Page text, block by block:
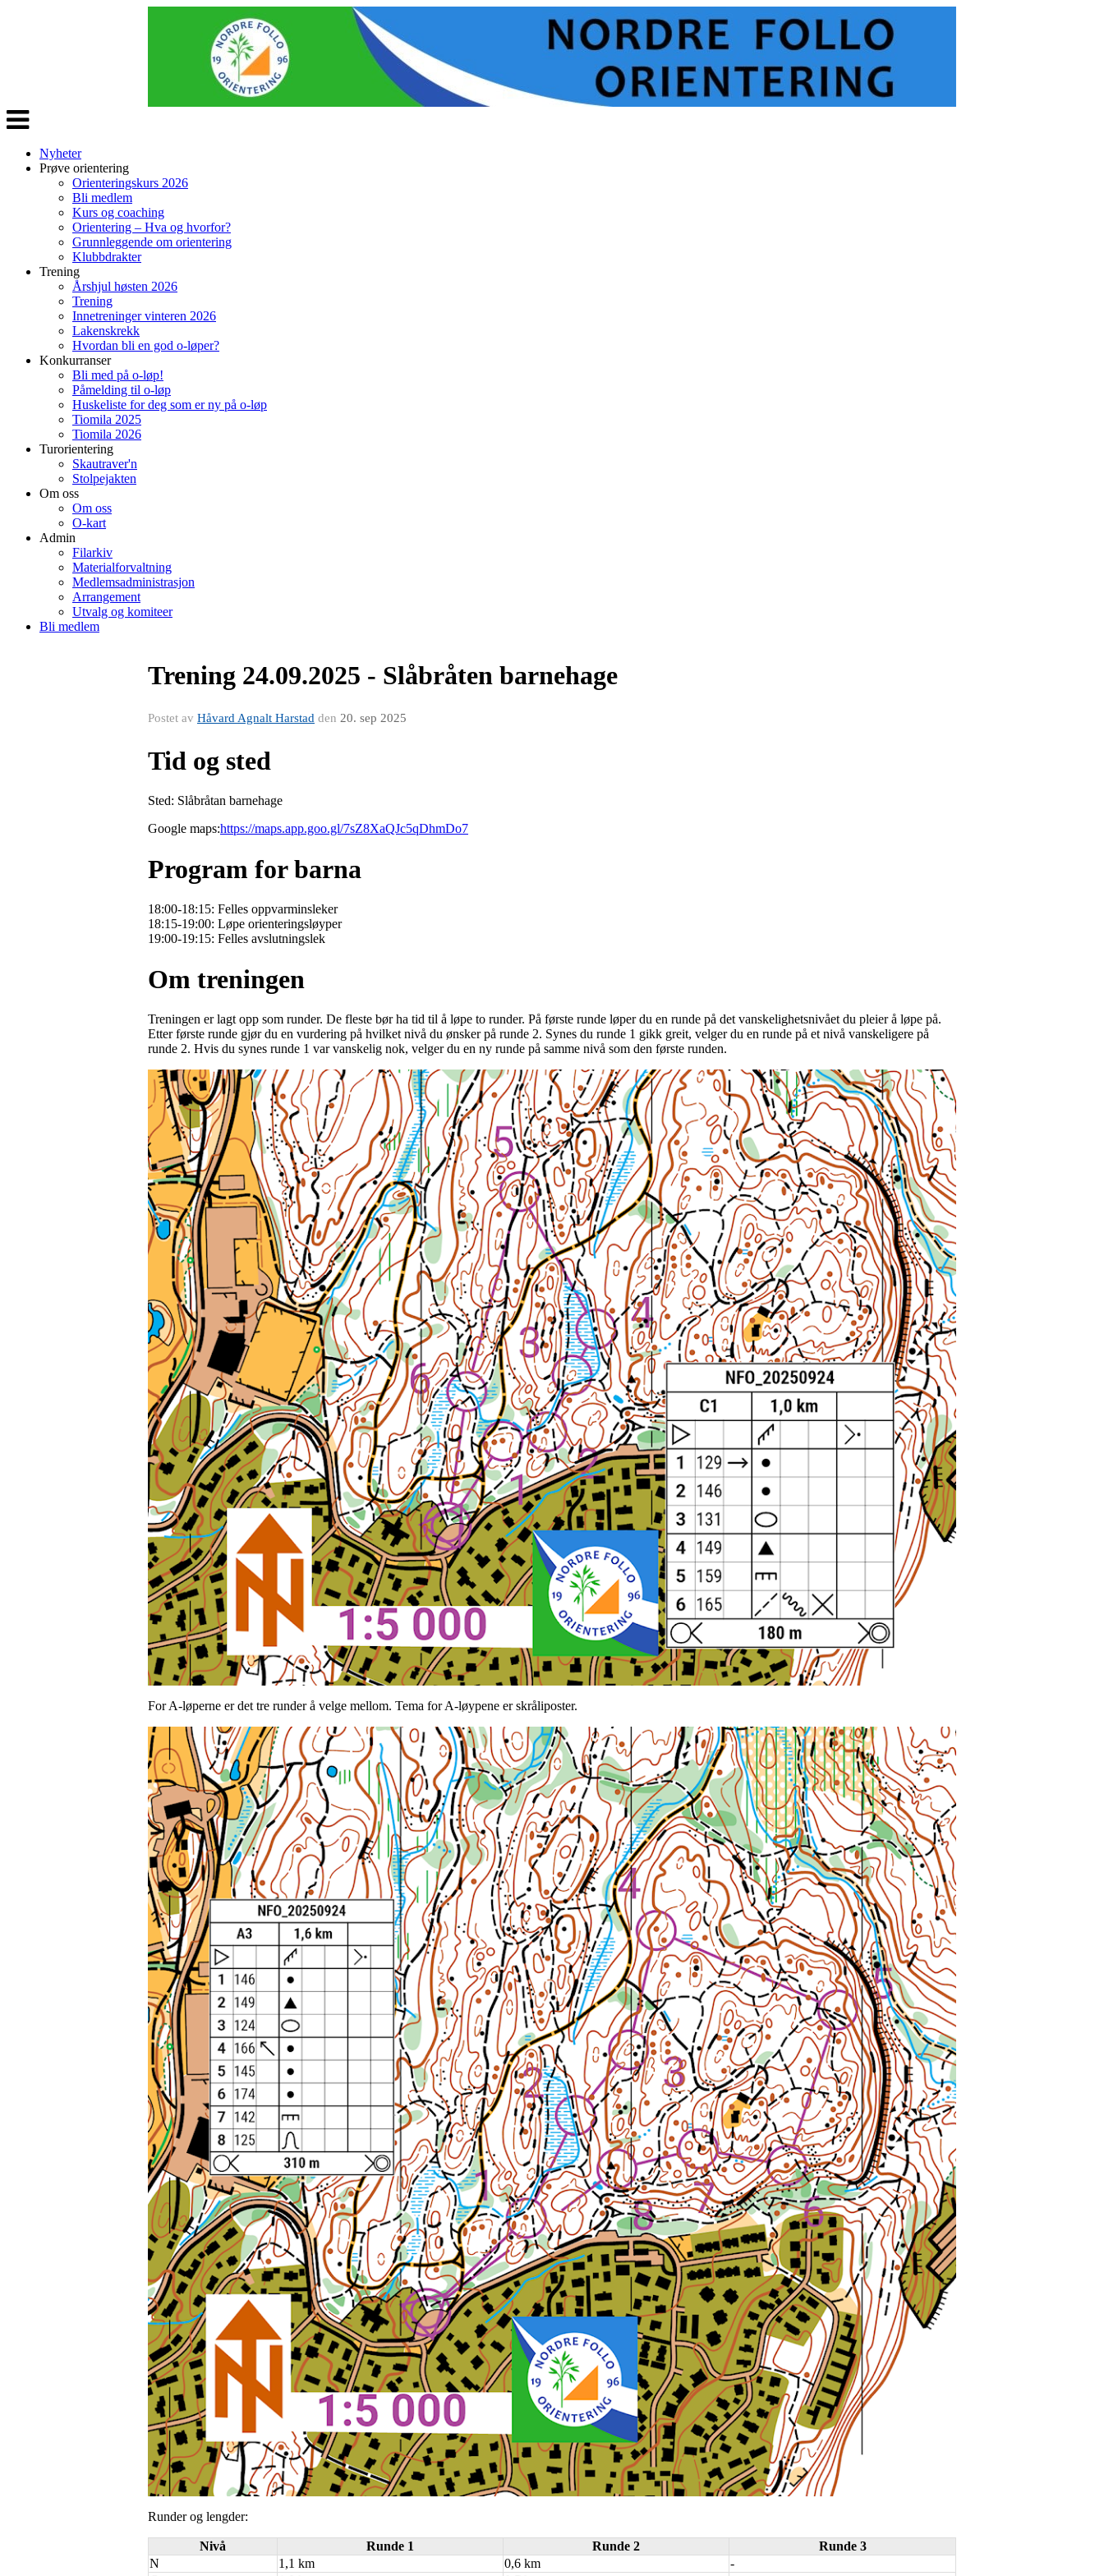
Veksle
navigasjon
Nyheter
Prøve orientering
Orienteringskurs 2026
Bli medlem
Kurs og coaching
Orientering – Hva og hvorfor?
Grunnleggende om orientering
Klubbdrakter
Trening
Årshjul høsten 2026
Trening
Innetreninger vinteren 2026
Lakenskrekk
Hvordan bli en god o-løper?
Konkurranser
Bli med på o-løp!
Påmelding til o-løp
Huskeliste for deg som er ny på o-løp
Tiomila 2025
Tiomila 2026
Turorientering
Skautraver'n
Stolpejakten
Om oss
Om oss
O-kart
Admin
Filarkiv
Materialforvaltning
Medlemsadministrasjon
Arrangement
Utvalg og komiteer
Bli medlem
Trening 24.09.2025 - Slåbråten barnehage
Postet av Håvard Agnalt Harstad den 20. sep 2025
Tid og sted
Sted: Slåbråtan barnehage
Google maps:https://maps.app.goo.gl/7sZ8XaQJc5qDhmDo7
Program for barna
18:00-18:15: Felles oppvarminsleker
18:15-19:00: Løpe orienteringsløyper
19:00-19:15: Felles avslutningslek
Om treningen
Treningen er lagt opp som runder. De fleste bør ha tid til å løpe to runder. På første runde løper du en runde på det vanskelighetsnivået du pleier å løpe på.
Etter første runde gjør du en vurdering på hvilket nivå du ønsker på runde 2. Synes du runde 1 gikk greit, velger du en runde på et nivå vanskeligere på
runde 2. Hvis du synes runde 1 var vanskelig nok, velger du en ny runde på samme nivå som den første runden.
For A-løperne er det tre runder å velge mellom. Tema for A-løypene er skråliposter.
Runder og lengder:
Nivå Runde 1 Runde 2
Runde 3
N
1,1 km 0,6 km
-